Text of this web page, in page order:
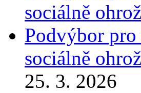
sociálně
Podvýbor
sociálně
25. 3. 2026